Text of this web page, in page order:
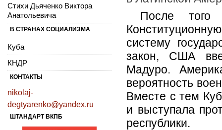
После
систему
закон, США
Мадуро.
вероятность
Вместе с тем
и выступала
республики.
Стихи Дьяченко Виктора
Анатольевича
В СТРАНАХ СОЦИАЛИЗМА
Куба
КНДР
КОНТАКТЫ
nikolaj-
degtyarenko@yandex.ru
ШТАНДАРТ ВКПБ